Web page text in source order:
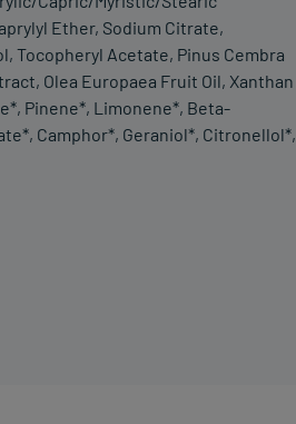
Ether, Sodium Citrate,
Tocopheryl Acetate, Pinus Cembra
Olea Europaea Fruit Oil, Xanthan
Pinene*, Limonene*, Beta-
Camphor*, Geraniol*, Citronellol*,